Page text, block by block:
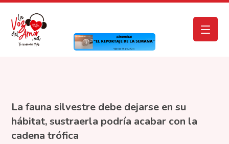
La fauna silvestre debe dejarse en su
hábitat, sustraerla podría acabar con la
cadena trófica